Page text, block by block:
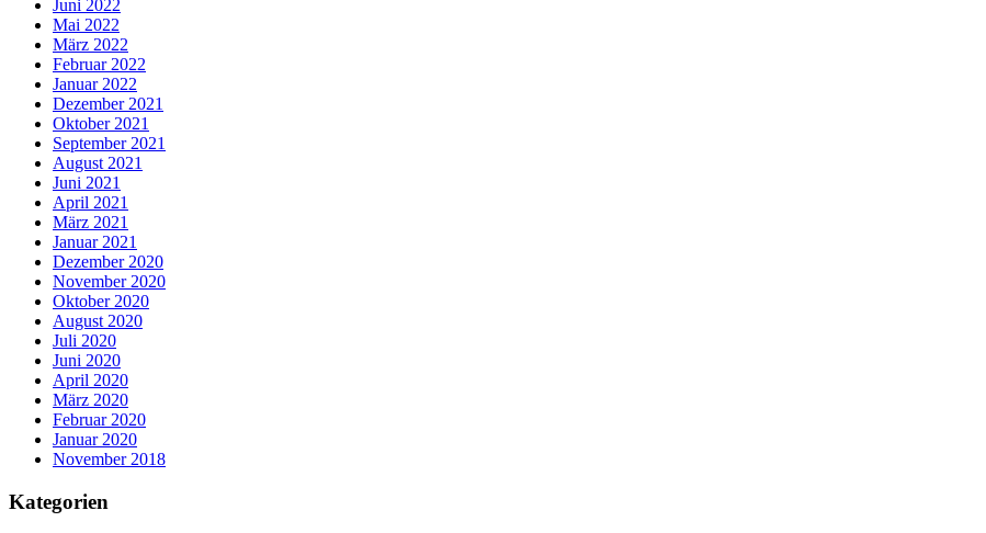
Juni 2022
Mai 2022
März 2022
Februar 2022
Januar 2022
Dezember 2021
Oktober 2021
September 2021
August 2021
Juni 2021
April 2021
März 2021
Januar 2021
Dezember 2020
November 2020
Oktober 2020
August 2020
Juli 2020
Juni 2020
April 2020
März 2020
Februar 2020
Januar 2020
November 2018
Kategorien